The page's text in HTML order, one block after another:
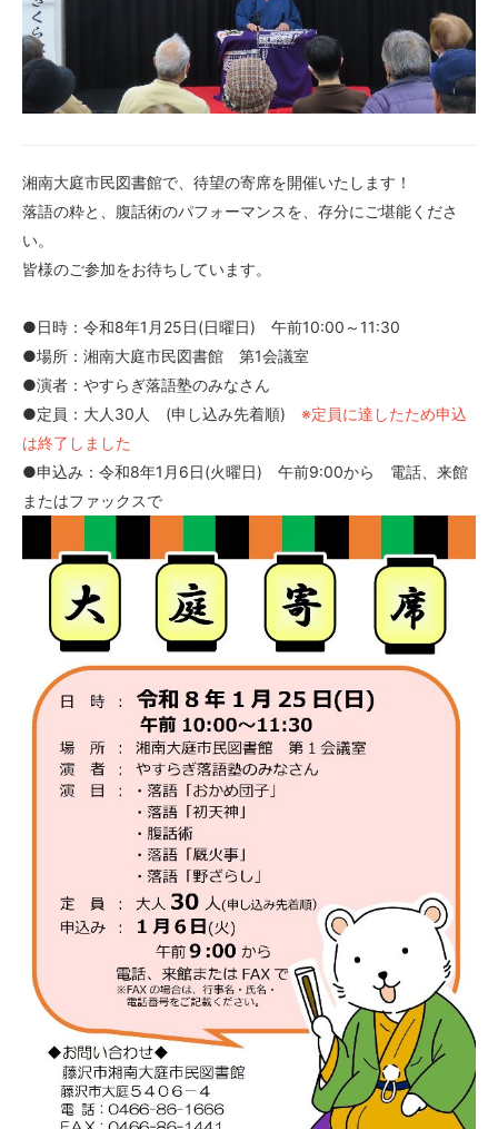
湘南大庭市民図書館で、待望の寄席を開催いたします！
落語の粋と、腹話術のパフォーマンスを、存分にご堪能くださ
い。
皆様のご参加をお待ちしています。
●日時：令和8年1月25日(日曜日) 午前10:00～11:30
●場所：湘南大庭市民図書館 第1会議室
●演者：やすらぎ落語塾のみなさん
●定員：大人30人 (申し込み先着順) ※定員に達したため申込
は終了しました
●申込み：令和8年1月6日(火曜日) 午前9:00から 電話、来館
またはファックスで